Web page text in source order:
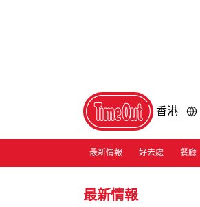
香港
最新情報 好去處 餐廳
最新情報